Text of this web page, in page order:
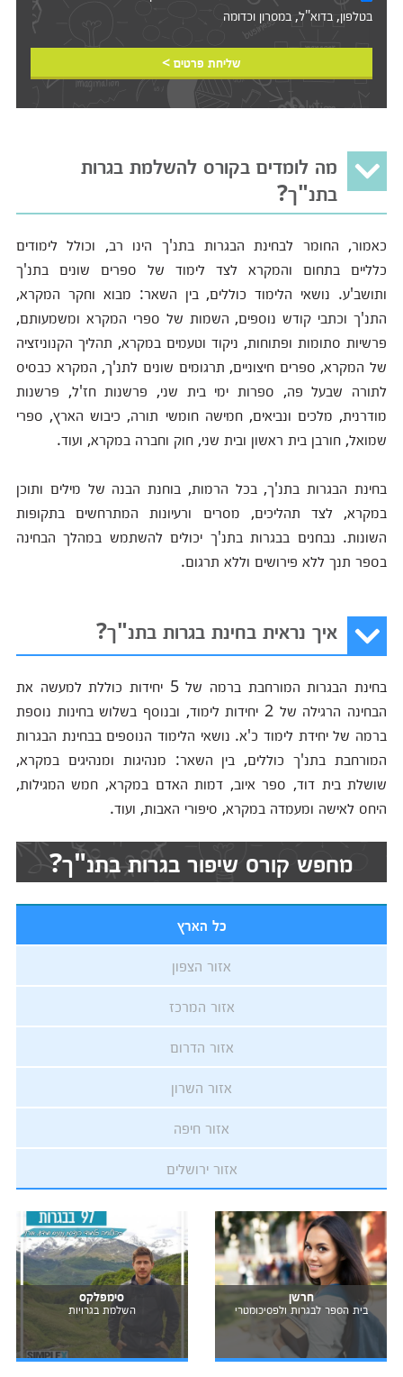
בטלפון, בדוא"ל, במסרון וכדומה‎‎
שליחת פרטים >
מה לומדים בקורס להשלמת בגרות
בתנ"ך?
כאמור, החומר לבחינת הבגרות בתנ'ך הינו רב, וכולל לימודים
כלליים בתחום והמקרא לצד לימוד של ספרים שונים בתנ'ך
ותושב'ע. נושאי הלימוד כוללים, בין השאר: מבוא וחקר המקרא,
התנ'ך וכתבי קודש נוספים, השמות של ספרי המקרא ומשמעותם,
פרשיות סתומות ופתוחות, ניקוד וטעמים במקרא, תהליך הקנוניזציה
של המקרא, ספרים חיצוניים, תרגומים שונים לתנ'ך, המקרא כבסיס
לתורה שבעל פה, ספרות ימי בית שני, פרשנות חז'ל, פרשנות
מודרנית, מלכים ונביאים, חמישה חומשי תורה, כיבוש הארץ, ספרי
שמואל, חורבן בית ראשון ובית שני, חוק וחברה במקרא, ועוד.
בחינת הבגרות בתנ'ך, בכל הרמות, בוחנת הבנה של מילים ותוכן
במקרא, לצד תהליכים, מסרים ורעיונות המתרחשים בתקופות
השונות. נבחנים בבגרות בתנ'ך יכולים להשתמש במהלך הבחינה
בספר תנך ללא פירושים וללא תרגום.
איך נראית בחינת בגרות בתנ"ך?
בחינת הבגרות המורחבת ברמה של 5 יחידות כוללת למעשה את
הבחינה הרגילה של 2 יחידות לימוד, ובנוסף בשלוש בחינות נוספת
ברמה של יחידת לימוד כ'א. נושאי הלימוד הנוספים בבחינת הבגרות
המורחבת בתנ'ך כוללים, בין השאר: מנהיגות ומנהיגים במקרא,
שושלת בית דוד, ספר איוב, דמות האדם במקרא, חמש המגילות,
היחס לאישה ומעמדה במקרא, סיפורי האבות, ועוד.
מחפש קורס שיפור בגרות בתנ"ך?
כל הארץ
אזור הצפון
אזור המרכז
אזור הדרום
אזור השרון
אזור חיפה
אזור ירושלים
חרשן
בית הספר לבגרות ולפסיכומטרי
סימפלקס
השלמת בגרויות